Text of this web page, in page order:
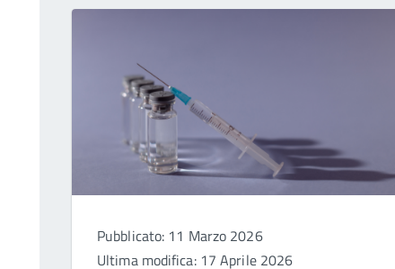
Pubblicato: 11 Marzo 2026
Ultima modifica: 17 Aprile 2026